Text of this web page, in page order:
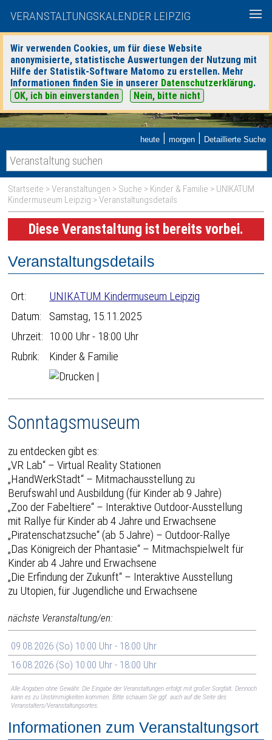
VERANSTALTUNGSKALENDER LEIPZIG
Wir verwenden Cookies, um für diese Website
anonymisierte, statistische Auswertungen der Nutzung mit
Hilfe der Statistik-Software Matomo zu erstellen. Mehr
Informationen finden Sie in unserer Datenschutzerklärung.
OK, ich bin einverstanden
Nein, bitte nicht
heute | morgen | Detaillierte Suche
Startseite >Veranstaltungen > Suche > Kinder & Familie > UNIKATUM
Kindermuseum Leipzig > Veranstaltungsdetails
Diese Veranstaltung ist bereits vorbei.
Veranstaltungsdetails
Ort:
UNIKATUM Kindermuseum Leipzig
Datum:
Samstag, 15.11.2025
Uhrzeit: 10:00 Uhr - 18:00 Uhr
Rubrik:
Kinder & Familie
|
Sonntagsmuseum
zu entdecken gibt es:
„VR Lab“ – Virtual Reality Stationen
„HandWerkStadt“ – Mitmachausstellung zu
Berufswahl und Ausbildung (für Kinder ab 9 Jahre)
„Zoo der Fabeltiere“ – Interaktive Outdoor-Ausstellung
mit Rallye für Kinder ab 4 Jahre und Erwachsene
„Piratenschatzsuche“ (ab 5 Jahre) – Outdoor-Rallye
„Das Königreich der Phantasie“ – Mitmachspielwelt für
Kinder ab 4 Jahre und Erwachsene
„Die Erfindung der Zukunft“ – Interaktive Ausstellung
zu Utopien, für Jugendliche und Erwachsene
nächste Veranstaltung/en:
09.08.2026 (So) 10:00 Uhr - 18:00 Uhr
16.08.2026 (So) 10:00 Uhr - 18:00 Uhr
Alle Angaben ohne Gewähr. Die Eingabe der Veranstaltungen erfolgt mit großer Sorgfalt. Dennoch
kann es zu Unstimmigkeiten kommen. Bitte schauen Sie ggf. auch auf die Seite des
Veranstalters/Veranstaltungsortes.
Informationen zum Veranstaltungsort